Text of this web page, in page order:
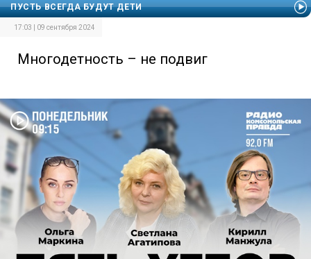
ПУСТЬ ВСЕГДА БУДУТ ДЕТИ
17:03 | 09 сентября 2024
Многодетность – не подвиг